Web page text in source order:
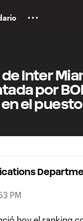
Inter
por
el puesto
PM